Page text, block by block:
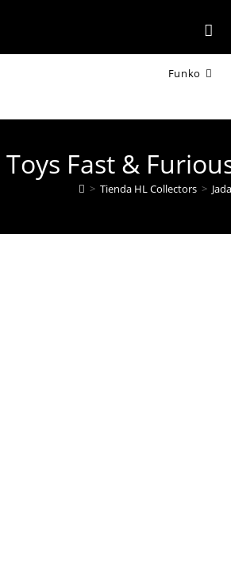
Funko
Toys Fast &
> Tienda HL Collectors >